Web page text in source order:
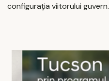
configurația viitorului guvern.